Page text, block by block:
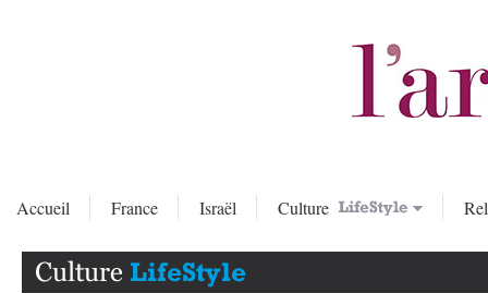
Accueil France Israël Culture